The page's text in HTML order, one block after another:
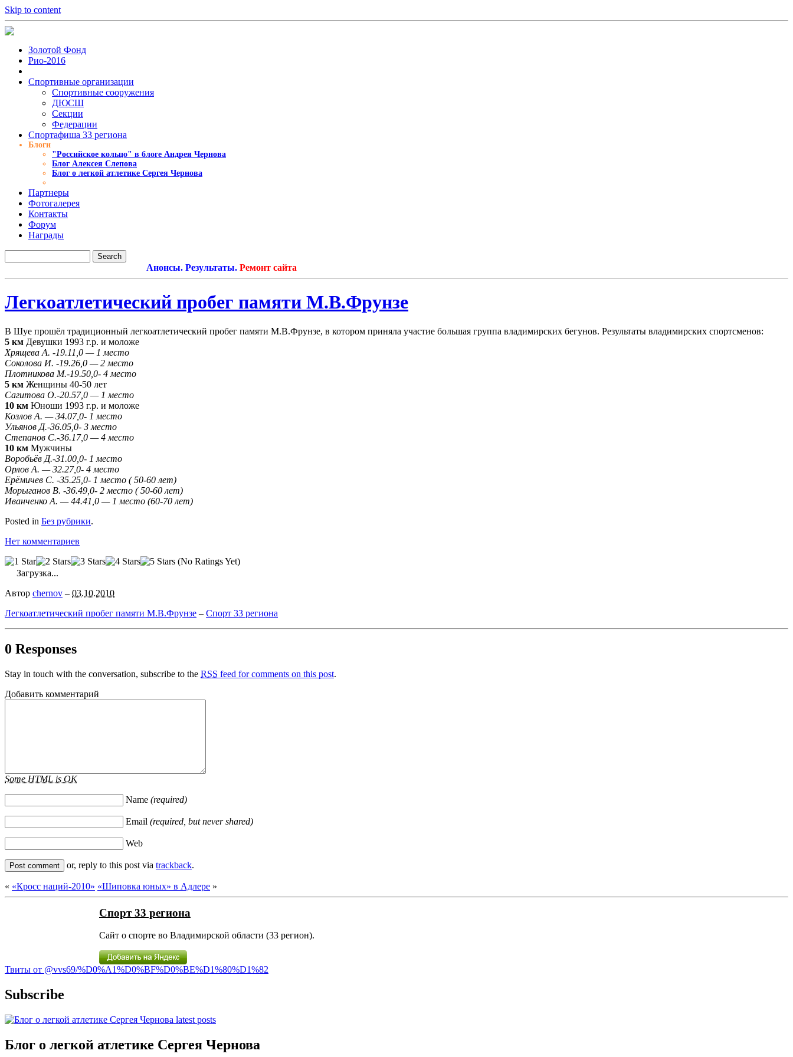
Skip to content
Золотой Фонд
Рио-2016
Спортивные организации
Cпортивные сооружения
ДЮСШ
Секции
Федерации
Спортафиша 33 региона
Блоги
"Российское кольцо" в блоге Андрея Чернова
Блог Алексея Слепова
Блог о легкой атлетике Сергея Чернова
Партнеры
Фотогалерея
Контакты
Форум
Награды
Анонсы. Результаты.Ремонт сайта
Легкоатлетический пробег памяти М.В.Фрунзе
В Шуе прошёл традиционный легкоатлетический пробег памяти М.В.Фрунзе, в котором приняла участие большая группа владимирских бегунов. Результаты владимирских спортсменов:
5 км Девушки 1993 г.р. и моложе
Хрящева А. -19.11,0 — 1 место
Соколова И. -19.26,0 — 2 место
Плотникова М.-19.50,0- 4 место
5 км Женщины 40-50 лет
Сагитова О.-20.57,0 — 1 место
10 км Юноши 1993 г.р. и моложе
Козлов А. — 34.07,0- 1 место
Ульянов Д.-36.05,0- 3 место
Степанов С.-36.17,0 — 4 место
10 км Мужчины
Воробьёв Д.-31.00,0- 1 место
Орлов А. — 32.27,0- 4 место
Ерёмичев С. -35.25,0- 1 место ( 50-60 лет)
Морыганов В. -36.49,0- 2 место ( 50-60 лет)
Иванченко А. — 44.41,0 — 1 место (60-70 лет)
Posted in Без рубрики.
Нет комментариев
(No Ratings Yet)
Загрузка...
Автор chernov – 03.10.2010
Легкоатлетический пробег памяти М.В.Фрунзе – Спорт 33 региона
0 Responses
Stay in touch with the conversation, subscribe to the RSS feed for comments on this post.
Добавить комментарий
Some HTML is OK
Name (required)
Email (required, but never shared)
Web
or, reply to this post via trackback.
« «Кросс наций-2010» «Шиповка юных» в Адлере »
Спорт 33 региона
Сайт о спорте во Владимирской области (33 регион).
Твиты от @vvs69/%D0%A1%D0%BF%D0%BE%D1%80%D1%82
Subscribe
Блог о легкой атлетике Сергея Чернова